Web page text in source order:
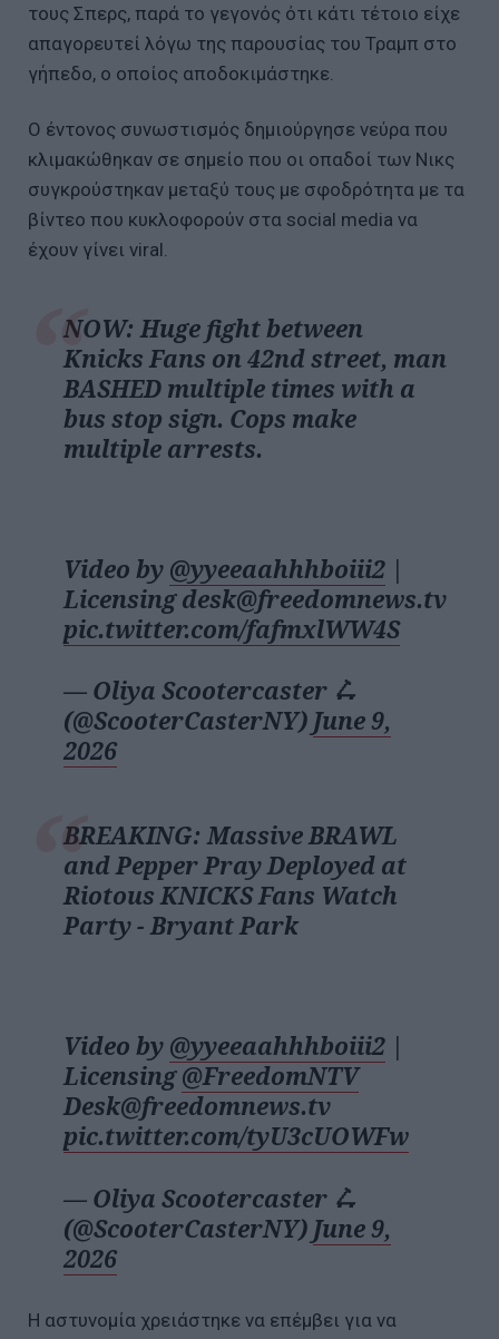
τους Σπερς, παρά το γεγονός ότι κάτι τέτοιο είχε
απαγορευτεί λόγω της παρουσίας του Τραμπ στο
γήπεδο, ο οποίος αποδοκιμάστηκε.
Ο έντονος συνωστισμός δημιούργησε νεύρα που
κλιμακώθηκαν σε σημείο που οι οπαδοί των Νικς
συγκρούστηκαν μεταξύ τους με σφοδρότητα με τα
βίντεο που κυκλοφορούν στα social media να
έχουν γίνει viral.
NOW: Huge fight between
Knicks Fans on 42nd street, man
BASHED multiple times with a
bus stop sign. Cops make
multiple arrests.
Video by @yyeeaahhhboiii2|
Licensing desk@freedomnews.tv
pic.twitter.com/fafmxlWW4S
— Oliya Scootercaster 🛴
(@ScooterCasterNY) June 9,
2026
BREAKING: Massive BRAWL
and Pepper Pray Deployed at
Riotous KNICKS Fans Watch
Party - Bryant Park
Video by @yyeeaahhhboiii2|
Licensing@FreedomNTV
Desk@freedomnews.tv
pic.twitter.com/tyU3cUOWFw
— Oliya Scootercaster 🛴
(@ScooterCasterNY) June 9,
2026
Η αστυνομία χρειάστηκε να επέμβει για να